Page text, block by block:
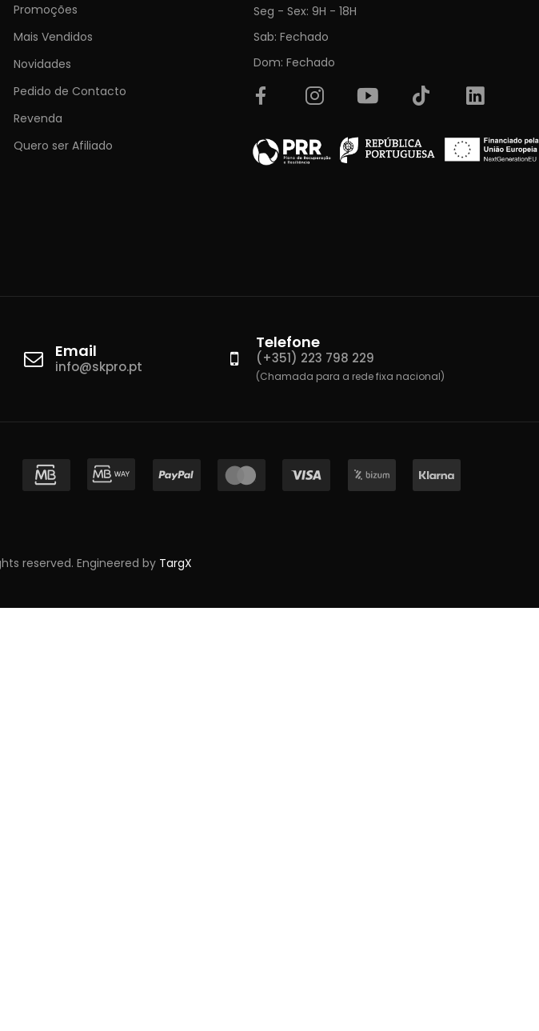
Promoções
Mais Vendidos
Novidades
Pedido de Contacto
Revenda
Quero ser Afiliado
Seg - Sex: 9H - 18H
Sab: Fechado
Dom: Fechado
Email
info@skpro.pt
Telefone
(+351) 223 798 229
(Chamada para a rede fixa nacional)
reserved. Engineered by TargX